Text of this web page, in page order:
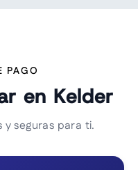
PAGO
en Kelder
seguras para ti.